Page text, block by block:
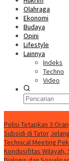
Olahraga
Ekonomi
Budaya
Opini
Lifestyle
Lainnya
Indeks
Techno
Video
Polisi Tetapkan 3
Subsidi di Tator
Technical Meeting
Kondusifitas Wilayah,